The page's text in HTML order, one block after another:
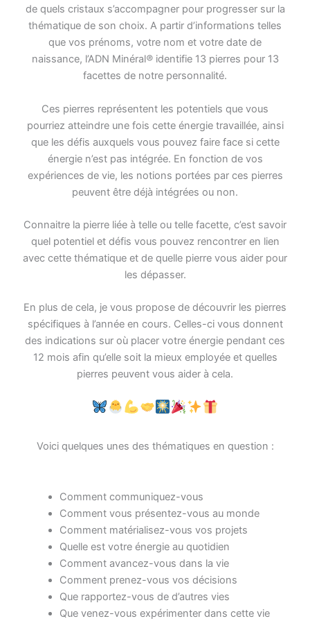
de quels cristaux s’accompagner pour progresser sur la
thématique de son choix. A partir d’informations telles
que vos prénoms, votre nom et votre date de
naissance, l’ADN Minéral®identifie 13 pierres pour 13
facettes de notre personnalité.
Ces pierres représentent les potentiels que vous
pourriez atteindre une fois cette énergie travaillée, ainsi
que les défis auxquels vous pouvez faire face si cette
énergie n’est pas intégrée. En fonction de vos
expériences de vie, les notions portées par ces pierres
peuvent être déjà intégrées ou non.
Connaitre la pierre liée à telle ou telle facette, c’est savoir
quel potentiel et défis vous pouvez rencontrer en lien
avec cette thématique et de quelle pierre vous aider pour
les dépasser.
En plus de cela, je vous propose de découvrir les pierres
spécifiques à l’année en cours. Celles-ci vous donnent
des indications sur où placer votre énergie pendant ces
12 mois afin qu’elle soit la mieux employée et quelles
pierres peuvent vous aider à cela.
Voici quelques unes des thématiques en question :
Comment communiquez-vous
Comment vous présentez-vous au monde
Comment matérialisez-vous vos projets
Quelle est votre énergie au quotidien
Comment avancez-vous dans la vie
Comment prenez-vous vos décisions
Que rapportez-vous de d’autres vies
Que venez-vous expérimenter dans cette vie